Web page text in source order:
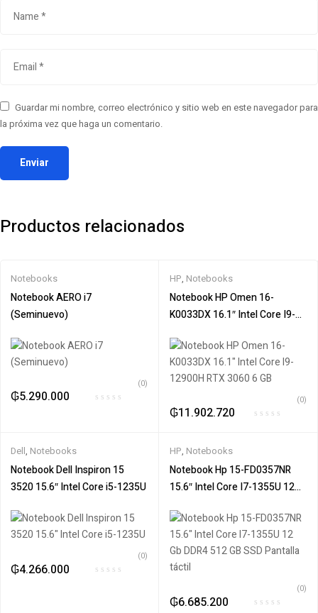
Guardar mi nombre, correo electrónico y sitio web en este navegador para
la próxima vez que haga un comentario.
Productos relacionados
Notebooks
Notebook AERO i7
(Seminuevo)
₲5.290.000
(0)
HP, Notebooks
Notebook HP Omen 16-
K0033DX 16.1″ Intel Core I9-
₲11.902.720
(0)
Dell, Notebooks
Notebook Dell Inspiron 15
3520 15.6″ Intel Core i5-1235U
₲4.266.000
(0)
HP, Notebooks
Notebook Hp 15-FD0357NR
15.6″ Intel Core I7-1355U 12
táctil
₲6.685.200
(0)